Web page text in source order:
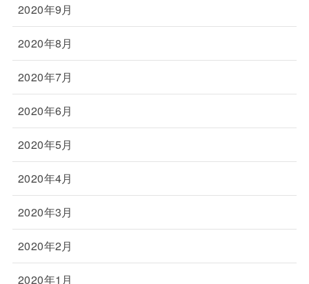
2020年9月
2020年8月
2020年7月
2020年6月
2020年5月
2020年4月
2020年3月
2020年2月
2020年1月